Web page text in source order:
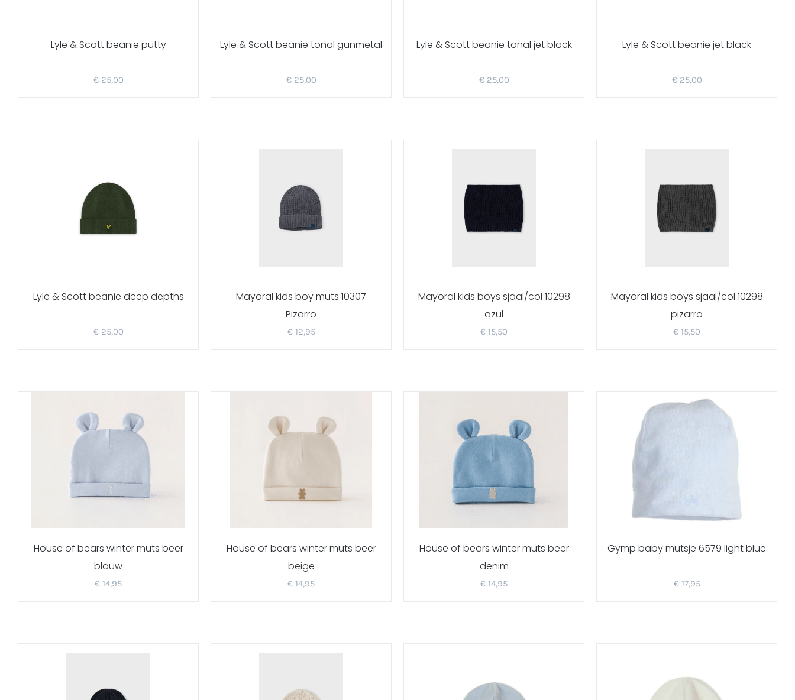
Lyle & Scott beanie putty
€25,00
Lyle & Scott beanie tonal gunmetal
€25,00
Lyle & Scott beanie tonal jet black
€25,00
Lyle & Scott beanie jet black
€25,00
Lyle & Scott beanie deep depths
€25,00
Mayoral kids boy muts 10307
Pizarro
€12,95
Mayoral kids boys sjaal/col 10298
azul
€ 15,50
Mayoral kids boys sjaal/col 10298
pizarro
€ 15,50
House of bears winter muts beer
blauw
€ 14,95
House of bears winter muts beer
beige
€ 14,95
House of bears winter muts beer
denim
€ 14,95
Gymp baby mutsje 6579 light blue
€17,95